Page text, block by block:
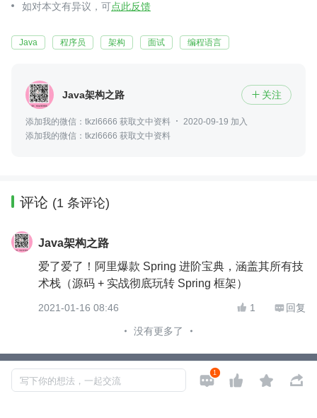
如对本文有异议，可点此反馈
Java 程序员 架构 面试 编程语言
Java架构之路  关注
添加我的微信：tkzl6666 获取文中资料
2020-09-19 加入
添加我的微信：tkzl6666 获取文中资料
评论 (1 条评论)
Java架构之路
爱了爱了！阿里爆款 Spring 进阶宝典，涵盖其所有技
术栈（源码 + 实战彻底玩转 Spring 框架）
2021-01-16 08:46  1  回复
没有更多了
写下你的想法，一起交流 
1   
Copyright © 2026, Geekbang Technology Ltd. All rights reserved. 极客邦控
股（北京）有限公司